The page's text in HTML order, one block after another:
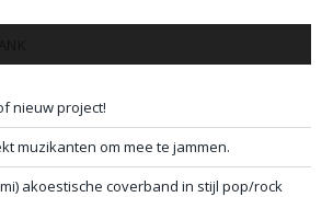
nieuw project!
muzikanten om mee te jammen.
akoestische coverband in stijl pop/rock